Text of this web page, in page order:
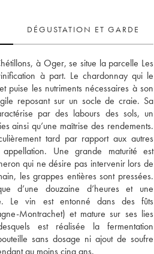
DÉGUSTATION ET GARDE
à Oger, se situe la parcelle Les
à part. Le chardonnay qui le
puise les nutriments nécessaires à son
reposant sur un socle de craie. Sa
par des labours des sols, un
ainsi qu’une maîtrise des rendements.
tard par rapport aux autres
Une grande maturité est
qui ne désire pas intervenir lors de
les grappes entières sont pressées.
d’une douzaine d’heures et une
Le vin est entonné dans des fûts
Montrachet) et mature sur ses lies
est réalisée la fermentation
sans dosage ni ajout de soufre
au moins cinq ans.